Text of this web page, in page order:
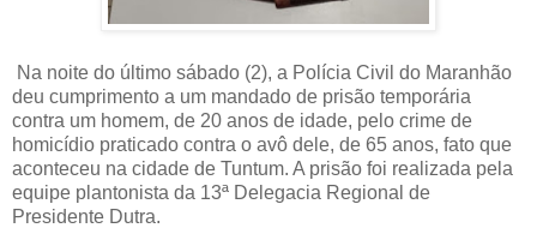
Na noite do último sábado (2), a Polícia Civil do Maranhão
deu cumprimento a um mandado de prisão temporária
contra um homem, de 20 anos de idade, pelo crime de
homicídio praticado contra o avô dele, de 65 anos, fato que
aconteceu na cidade de Tuntum. A prisão foi realizada pela
equipe plantonista da 13ª Delegacia Regional de
Presidente Dutra.